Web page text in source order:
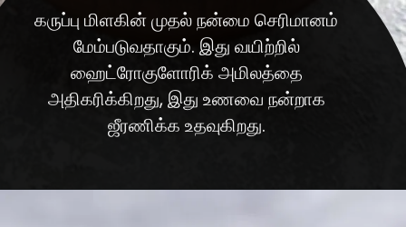
கருப்பு மிளகின் முதல் நன்மை செரிமானம்
மேம்படுவதாகும். இது வயிற்றில்
ஹைட்ரோகுளோரிக் அமிலத்தை
அதிகரிக்கிறது, இது உணவை நன்றாக